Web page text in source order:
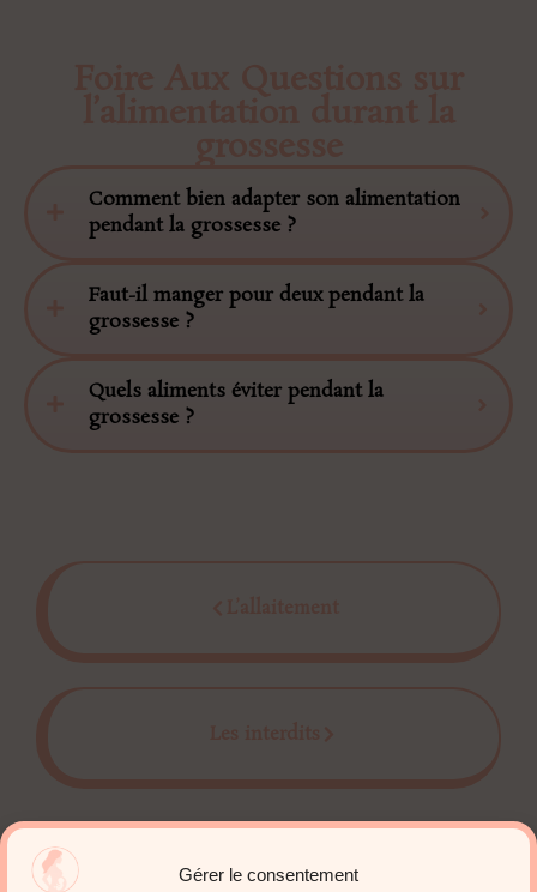
Gérer le consentement
Comment bien adapter son alimentation
pendant la grossesse ?
Faut-il manger pour deux pendant la
grossesse ?
Quels aliments éviter pendant la
grossesse ?